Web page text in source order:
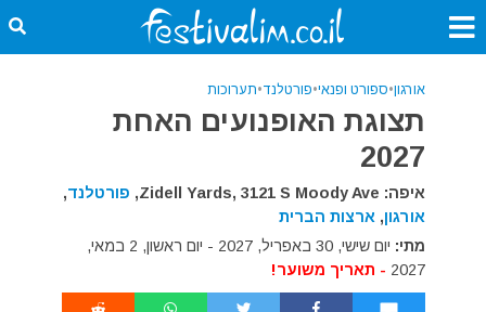
אורגון•ספורט ופנאי•פורטלנד•תערוכות
תצוגת האופנועים האחת
2027
איפה: Zidell Yards, 3121 S Moody Ave, פורטלנד,
אורגון, ארצות הברית
מתי:
יום שישי, 30 באפריל, 2027 - יום ראשון, 2 במאי,
2027 - תאריך משוער!